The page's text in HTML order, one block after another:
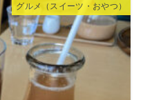
グルメ（スイーツ・おやつ）